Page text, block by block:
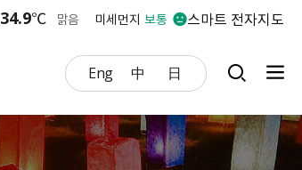
스마트 전자지도
34.9℃ 맑음 미세먼지 보통
Eng 中 日